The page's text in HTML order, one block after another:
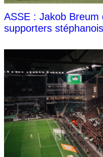
ASSE : Jakob Breum
supporters stéphanois